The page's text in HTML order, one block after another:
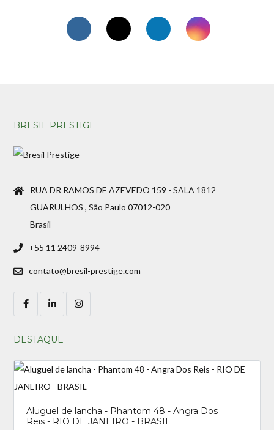
BRESIL PRESTIGE
RUA DR RAMOS DE AZEVEDO 159 - SALA 1812
GUARULHOS , São Paulo 07012-020
Brasil
+55 11 2409-8994
contato@bresil-prestige.com
DESTAQUE
Aluguel de lancha - Phantom 48 - Angra Dos
Reis - RIO DE JANEIRO - BRASIL